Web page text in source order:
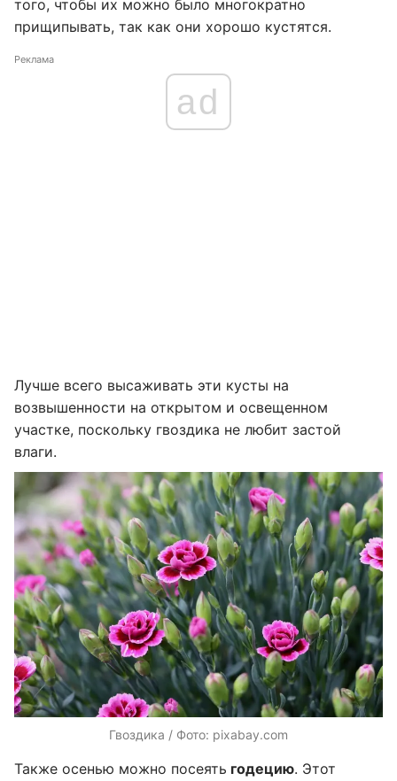
того, чтобы их можно было многократно
прищипывать, так как они хорошо кустятся.
Реклама
ad
Лучше всего высаживать эти кусты на
возвышенности на открытом и освещенном
участке, поскольку гвоздика не любит застой
влаги.
Гвоздика / Фото: pixabay.com
Также осенью можно посеять годецию. Этот